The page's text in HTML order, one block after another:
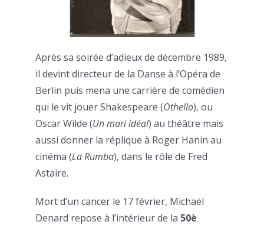
Après sa soirée d’adieux de décembre 1989,
il devint directeur de la Danse à l’Opéra de
Berlin puis mena une carrière de comédien
qui le vit jouer Shakespeare (Othello), ou
Oscar Wilde (Un mari idéal) au théâtre mais
aussi donner la réplique à Roger Hanin au
cinéma (La Rumba), dans le rôle de Fred
Astaire.
Mort d’un cancer le 17 février, Michaël
Denard repose à l’intérieur de la 50è